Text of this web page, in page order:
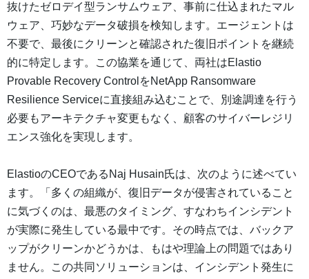
抜けたゼロデイ型ランサムウェア、事前に仕込まれたマル
ウェア、巧妙なデータ破損を検知します。エージェントは
不要で、最後にクリーンと確認された復旧ポイントを継続
的に特定します。この協業を通じて、両社はElastio
Provable Recovery ControlをNetApp Ransomware
Resilience Serviceに直接組み込むことで、別途調達を行う
必要もアーキテクチャ変更もなく、顧客のサイバーレジリ
エンス強化を実現します。
ElastioのCEOであるNaj Husain氏は、次のように述べてい
ます。「多くの組織が、復旧データが侵害されていること
に気づくのは、最悪のタイミング、すなわちインシデント
が実際に発生している最中です。その時点では、バックア
ップがクリーンかどうかは、もはや理論上の問題ではあり
ません。この共同ソリューションは、インシデント発生に